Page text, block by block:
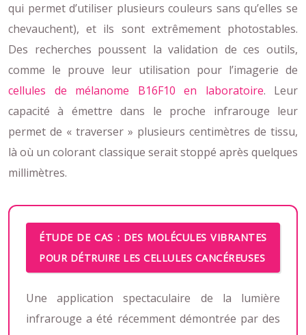
qui permet d’utiliser plusieurs couleurs sans qu’elles se
chevauchent), et ils sont extrêmement photostables.
Des recherches poussent la validation de ces outils,
comme le prouve leur utilisation pour l’imagerie de
cellules de mélanome B16F10 en laboratoire. Leur
capacité à émettre dans le proche infrarouge leur
permet de « traverser » plusieurs centimètres de tissu,
là où un colorant classique serait stoppé après quelques
millimètres.
ÉTUDE DE CAS : DES MOLÉCULES VIBRANTES
POUR DÉTRUIRE LES CELLULES CANCÉREUSES
Une application spectaculaire de la lumière
infrarouge a été récemment démontrée par des